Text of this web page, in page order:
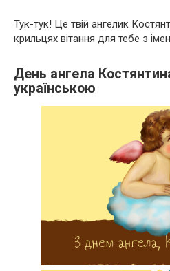
Тук-тук! Це твій ангелик
крильцях вітання для тебе з
День ангела
українською